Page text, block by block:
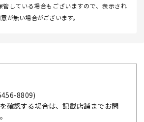
している場合もございますので、表示され
が無い場合がございます。
8809)
確認する場合は、記載店舗までお問